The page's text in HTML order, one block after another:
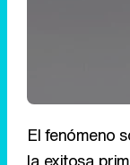
El fenómeno